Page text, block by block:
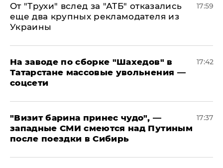
От "Трухи" вслед за "АТБ" отказались
еще два крупных рекламодателя из
Украины
17:59
На заводе по сборке "Шахедов" в
Татарстане массовые увольнения —
соцсети
17:42
"Визит барина принес чудо", —
западные СМИ смеются над Путиным
после поездки в Сибирь
17:37